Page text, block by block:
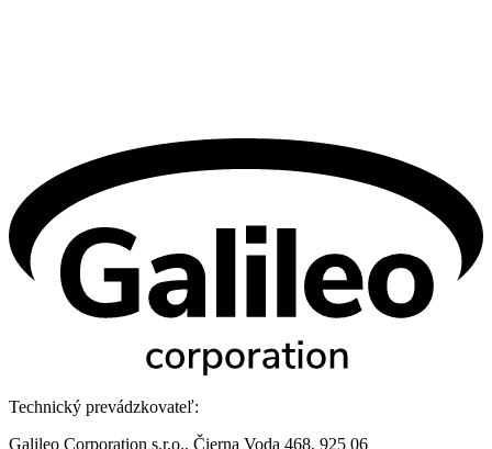
Technický prevádzkovateľ:
Galileo Corporation s.r.o., Čierna Voda 468, 925 06